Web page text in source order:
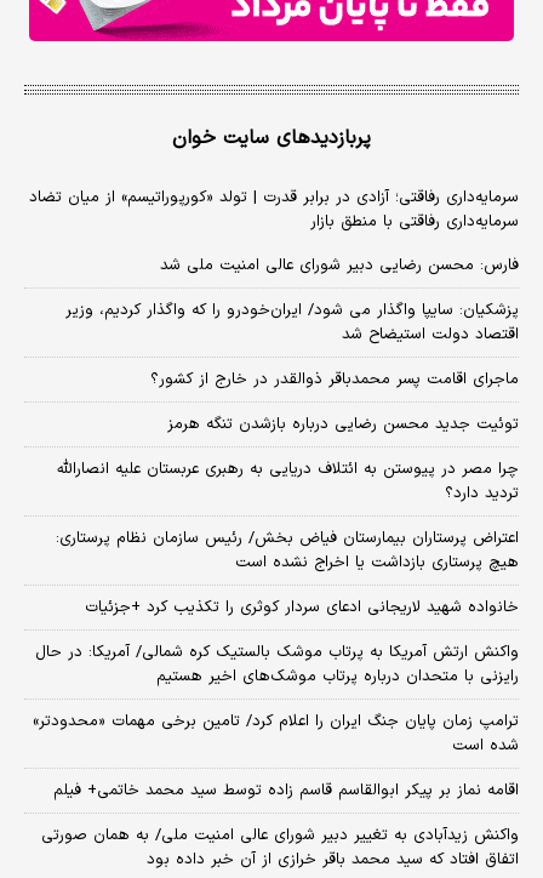
پربازدیدهای سایت خوان
سرمایه‌داری رفاقتی؛ آزادی در برابر قدرت | تولد «کورپوراتیسم» از میان تضاد
سرمایه‌داری رفاقتی با منطق بازار
فارس: محسن رضایی دبیر شورای عالی امنیت ملی شد
پزشکیان: سایپا واگذار می شود/ ایران‌خودرو را که واگذار کردیم، وزیر
اقتصاد دولت استیضاح شد
ماجرای اقامت پسر محمدباقر ذوالقدر در خارج از کشور؟
توئیت جدید محسن رضایی درباره بازشدن تنگه هرمز
چرا مصر در پیوستن به ائتلاف دریایی به رهبری عربستان علیه انصارالله
تردید دارد؟
اعتراض پرستاران بیمارستان فیاض بخش/ رئیس سازمان نظام پرستاری:
هیچ پرستاری بازداشت یا اخراج نشده است
خانواده شهید لاریجانی ادعای سردار کوثری را تکذیب کرد +جزئیات
واکنش ارتش آمریکا به پرتاب موشک بالستیک کره شمالی/ آمریکا: در حال
رایزنی با متحدان درباره پرتاب موشک‌های اخیر هستیم
ترامپ زمان پایان جنگ ایران را اعلام کرد/ تامین برخی مهمات «محدودتر»
شده است
اقامه نماز بر پیکر ابوالقاسم قاسم زاده توسط سید محمد خاتمی+ فیلم
واکنش زیدآبادی به تغییر دبیر شورای عالی امنیت ملی/ به همان صورتی
اتفاق افتاد که سید محمد باقر خرازی از آن خبر داده بود